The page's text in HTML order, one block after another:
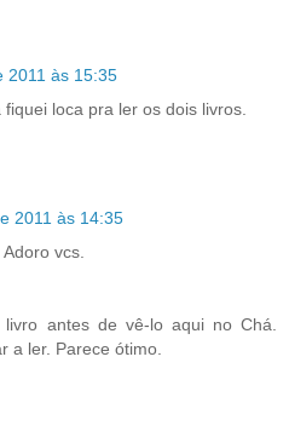
2011 às 15:35
loca pra ler os dois livros.
2011 às 14:35
vcs.
antes de vê-lo aqui no Chá.
a ler. Parece ótimo.